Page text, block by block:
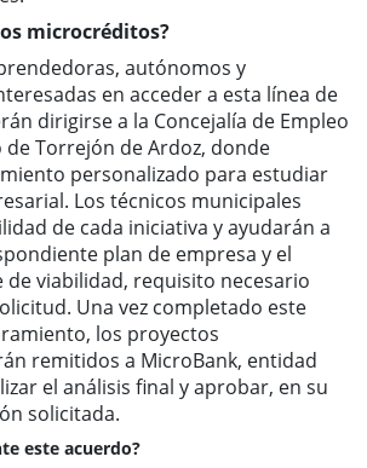
microcréditos?
autónomos y
en acceder a esta línea de
dirigirse a la Concejalía de Empleo
Torrejón de Ardoz, donde
personalizado para estudiar
Los técnicos municipales
de cada iniciativa y ayudarán a
plan de empresa y el
viabilidad, requisito necesario
Una vez completado este
los proyectos
remitidos a MicroBank, entidad
el análisis final y aprobar, en su
solicitada.
este acuerdo?